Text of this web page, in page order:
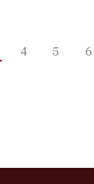
4 5 6